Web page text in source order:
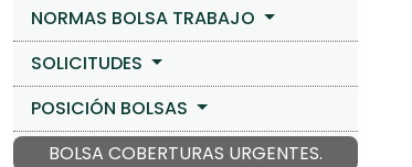
NORMAS BOLSA TRABAJO
SOLICITUDES
POSICIÓN BOLSAS
BOLSA COBERTURAS URGENTES.